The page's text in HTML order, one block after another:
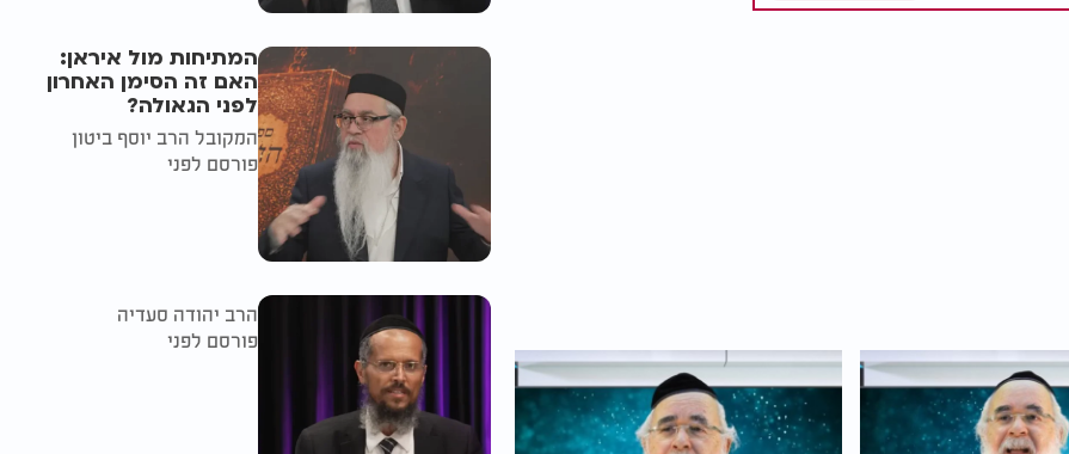
המתיחות מול איראן:
האם זה הסימן האחרון
לפני הגאולה?
המקובל הרב יוסף ביטון
פורסם לפני
הרב יהודה סעדיה
פורסם לפני